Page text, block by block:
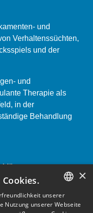
und
Verhaltenssüchten,
und der
und
Therapie als
in der
Behandlung
«
GERMAN
×
unserer
Nutzung unserer Webseite